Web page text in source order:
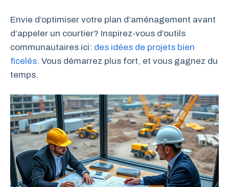
Envie d’optimiser votre plan d’aménagement avant
d’appeler un courtier? Inspirez-vous d’outils
communautaires ici: des idées de projets bien
ficelés. Vous démarrez plus fort, et vous gagnez du
temps.